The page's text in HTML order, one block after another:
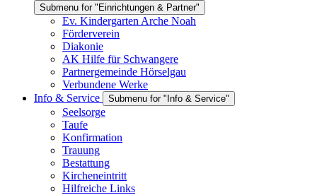
Submenu for "Einrichtungen & Partner"
Ev. Kindergarten Arche Noah
Förderverein
Diakonie
AK Hilfe für Schwangere
Partnergemeinde Hörselgau
Verbundene Werke
Info & Service
Submenu for "Info & Service"
Seelsorge
Taufe
Konfirmation
Trauung
Bestattung
Kircheneintritt
Hilfreiche Links